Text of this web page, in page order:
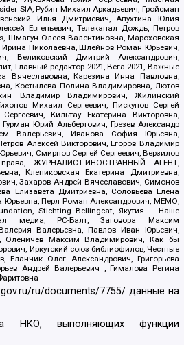
SIA, Рубин Михаил Аркадьевич, Гройсман
Илья Дмитриевич, Апухтина Юлия
Евгеньевич, Телеканал Дождь, Петров
Шмагун Олеся Валентиновна, Мароховская
Николаевна, Шлейнов Роман Юрьевич,
Великовский Дмитрий Александрович,
Главный редактор 2021, Вега 2021, Важные
Вячеславовна, Карезина Инна Павловна,
Костылева Полина Владимировна, Лютов
Владимир Владимирович, Жилинский
Михаил Сергеевич, Пискунов Сергей
Кильтау Екатерина Викторовна,
Юрий Альбертович, Грезев Александр
Валерьевич, Иванова София Юрьевна,
Алексей Викторович, Егоров Владимир
Смирнов Сергей Сергеевич, Верзилов
ЖУРНАЛИСТ-ИНОСТРАННЫЙ АГЕНТ,
Клепиковская Екатерина Дмитриевна,
Захаров Андрей Вячеславович, Симонов
Елизавета Дмитриевна, Соловьева Елена
Юрьевна, Перл Роман Александрович, МЕМО,
Stichting Bellingcat, Якутия – Наше
медиа, РС-Балт, Заговора Максим
Валерьевна, Павлов Иван Юрьевич,
Оленичев Максим Владимирович, Как бы
Иркутский союз библиофилов, Честные
Еланчик Олег Александрович, Григорьева
Андрей Валерьевич , Гималова Регина
ru/documents/7755/ данные на
НКО, выполняющих функции